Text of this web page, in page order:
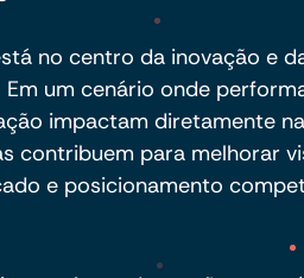
no centro da inovação e
um cenário onde
impactam diretamente
contribuem para melhorar
e posicionamento